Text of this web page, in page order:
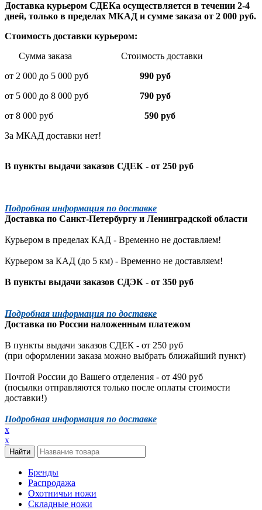
Доставка курьером СДЕКа осуществляется в течении 2-4
дней, только в пределах МКАД и сумме заказа от 2 000 руб.
Стоимость доставки курьером:
Сумма заказа Стоимость доставки
от 2 000 до 5 000 руб
990 руб
от 5 000 до 8 000 руб 790 руб
от 8 000 руб 590 руб
За МКАД доставки нет!
В пункты выдачи заказов СДЕК - от 250 руб
Подробная информация по доставке
Доставка по Санкт-Петербургу и Ленинградской области
Курьером в пределах КАД - Временно не доставляем!
Курьером за КАД (до 5 км) - Временно не доставляем!
В пункты выдачи заказов СДЭК - от 350 руб
Подробная информация по доставке
Доставка по России наложенным платежом
В пункты выдачи заказов СДЕК - от 250 руб
(при оформлении заказа можно выбрать ближайший пункт)
Почтой России до Вашего отделения - от 490 руб
(посылки отправляются только после оплаты стоимости
доставки!)
Подробная информация по доставке
x
x
Бренды
Распродажа
Охотничьи ножи
Складные ножи